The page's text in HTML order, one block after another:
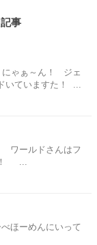
事
ゃぁ～ん！ ジェ
いていますた！ ...
ワールドさんはフ
！ ...
ほーめんにいって